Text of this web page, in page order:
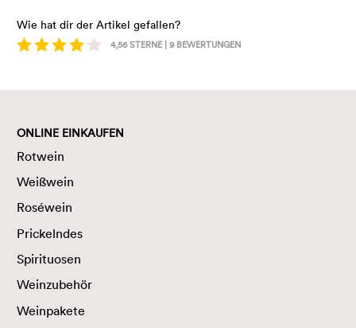
Wie hat dir der Artikel gefallen?
4,56STERNE | 9 BEWERTUNGEN
ONLINE EINKAUFEN
Rotwein
Weißwein
Roséwein
Prickelndes
Spirituosen
Weinzubehör
Weinpakete